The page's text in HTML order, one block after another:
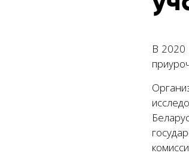
В 2020